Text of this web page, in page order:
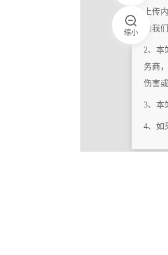
缩小
上传
向我
2、本
务商
伤害
3、本
4、如